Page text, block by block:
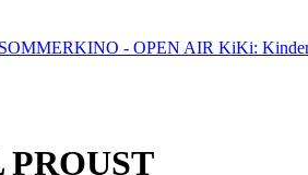
SOMMERKINO - OPEN AIR KiKi: